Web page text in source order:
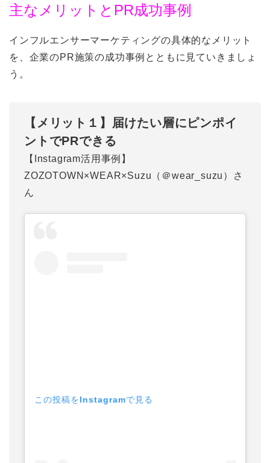
主なメリットとPR成功事例
インフルエンサーマーケティングの具体的なメリット
を、企業のPR施策の成功事例とともに見ていきましょ
う。
【メリット１】届けたい層にピンポイ
ントでPRできる
【Instagram活用事例】
ZOZOTOWN×WEAR×Suzu（＠wear_suzu）さ
ん
この投稿をInstagramで見る